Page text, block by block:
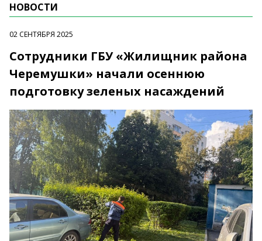
НОВОСТИ
02 СЕНТЯБРЯ 2025
Сотрудники ГБУ «Жилищник района
Черемушки» начали осеннюю
подготовку зеленых насаждений